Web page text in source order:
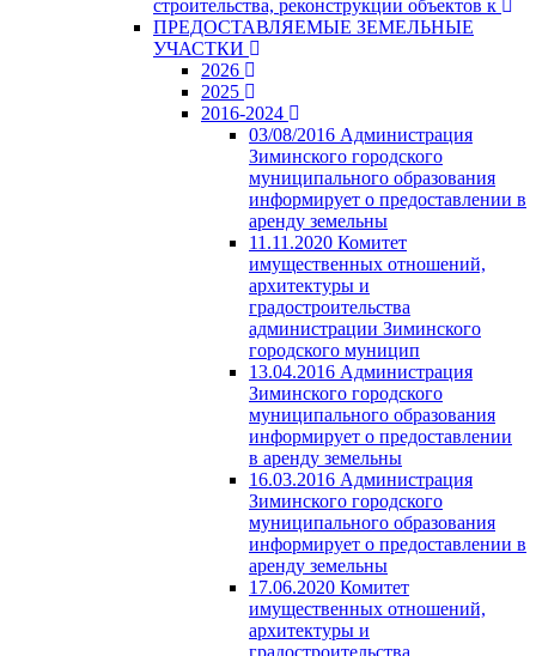
строительства, реконструкции объектов к
ПРЕДОСТАВЛЯЕМЫЕ ЗЕМЕЛЬНЫЕ
УЧАСТКИ
2026
2025
2016-2024
03/08/2016 Администрация
Зиминского городского
муниципального образования
информирует о предоставлении в
аренду земельны
11.11.2020 Комитет
имущественных отношений,
архитектуры и
градостроительства
администрации Зиминского
городского муницип
13.04.2016 Администрация
Зиминского городского
муниципального образования
информирует о предоставлении
в аренду земельны
16.03.2016 Администрация
Зиминского городского
муниципального образования
информирует о предоставлении в
аренду земельны
17.06.2020 Комитет
имущественных отношений,
архитектуры и
градостроительства